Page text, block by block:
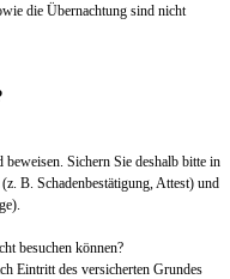
die Übernachtung sind nicht
beweisen. Sichern Sie deshalb bitte in
B. Schadenbestätigung, Attest) und
besuchen können?
Eintritt des versicherten Grundes